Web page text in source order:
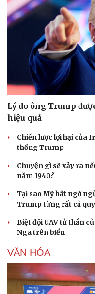
Văn hóa
Sân khấu - Điện ảnh
Âm nhạc
Di sản
Lý do ông Trump
hiệu quả
Chiến lược lợi hại của
thống Trump
Chuyện gì sẽ xảy ra
năm 1940?
Tại sao Mỹ bất ngờ
Trump từng rất cả
Biệt đội UAV tử thần
Nga trên biển
VĂN HÓA